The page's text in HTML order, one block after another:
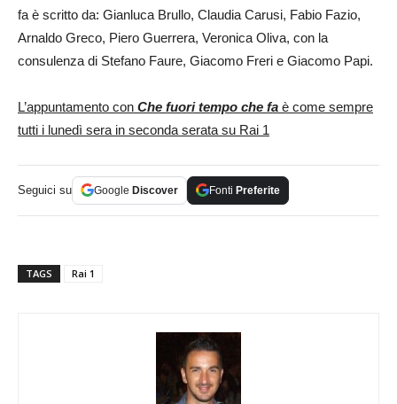
fa è scritto da: Gianluca Brullo, Claudia Carusi, Fabio Fazio,
Arnaldo Greco, Piero Guerrera, Veronica Oliva, con la
consulenza di Stefano Faure, Giacomo Freri e Giacomo Papi.
L’appuntamento con Che fuori tempo che fa è come sempre
tutti i lunedì sera in seconda serata su Rai 1
Seguici su Google Discover Fonti Preferite
TAGS Rai 1